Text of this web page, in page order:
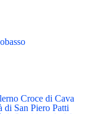
Croce di Cava
di San Piero Patti